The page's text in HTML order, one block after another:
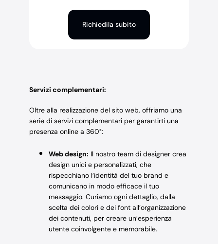
Richiedila subito
Servizi complementari:
Oltre alla realizzazione del sito web, offriamo una
serie di servizi complementari per garantirti una
presenza online a 360°:
Web design: Il nostro team di designer crea
design unici e personalizzati, che
rispecchiano l’identità del tuo brand e
comunicano in modo efficace il tuo
messaggio. Curiamo ogni dettaglio, dalla
scelta dei colori e dei font all’organizzazione
dei contenuti, per creare un’esperienza
utente coinvolgente e memorabile.